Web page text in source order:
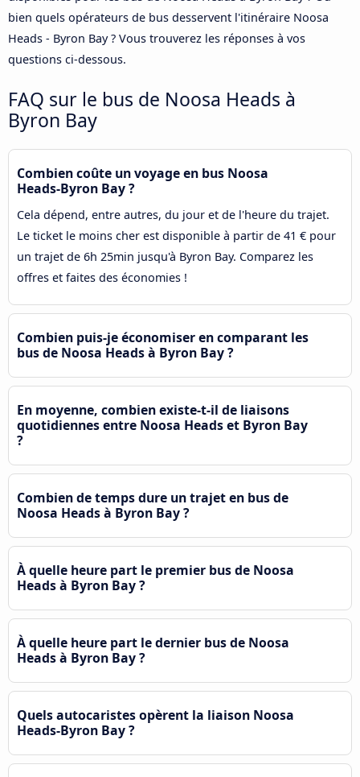
bien quels opérateurs de bus desservent l'itinéraire Noosa
Heads - Byron Bay ? Vous trouverez les réponses à vos
questions ci-dessous.
FAQ sur le bus de Noosa Heads à
Byron Bay
Combien coûte un voyage en bus Noosa
Heads-Byron Bay ?
Cela dépend, entre autres, du jour et de l'heure du trajet.
Le ticket le moins cher est disponible à partir de 41 € pour
un trajet de 6h 25min jusqu'à Byron Bay. Comparez les
offres et faites des économies !
Combien puis-je économiser en comparant les
bus de Noosa Heads à Byron Bay ?
En moyenne, combien existe-t-il de liaisons
quotidiennes entre Noosa Heads et Byron Bay
?
Combien de temps dure un trajet en bus de
Noosa Heads à Byron Bay ?
À quelle heure part le premier bus de Noosa
Heads à Byron Bay ?
À quelle heure part le dernier bus de Noosa
Heads à Byron Bay ?
Quels autocaristes opèrent la liaison Noosa
Heads-Byron Bay ?